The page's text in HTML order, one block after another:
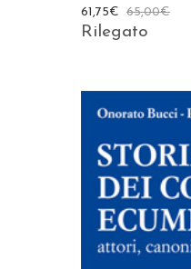
65,00€
61,75€
Rilegato